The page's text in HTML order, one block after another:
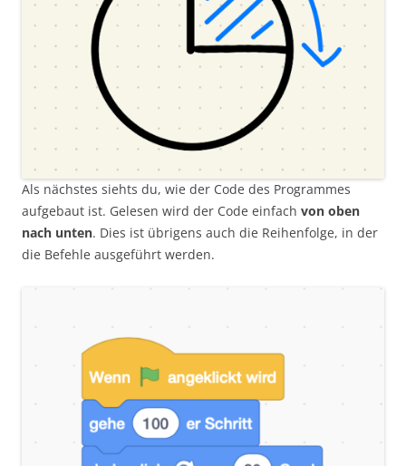
Als nächstes siehts du, wie der Code des Programmes
aufgebaut ist. Gelesen wird der Code einfach von oben
nach unten. Dies ist übrigens auch die Reihenfolge, in der
die Befehle ausgeführt werden.